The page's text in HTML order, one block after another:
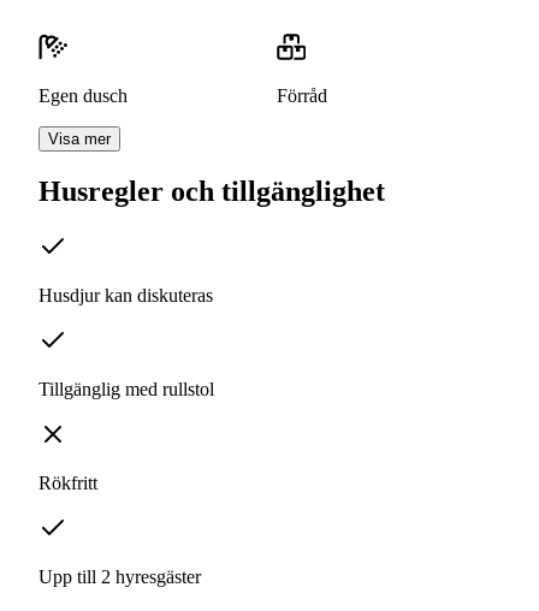
Egen dusch Förråd
Visa mer
Husregler och tillgänglighet
Husdjur kan diskuteras
Tillgänglig med rullstol
Rökfritt
Upp till 2 hyresgäster